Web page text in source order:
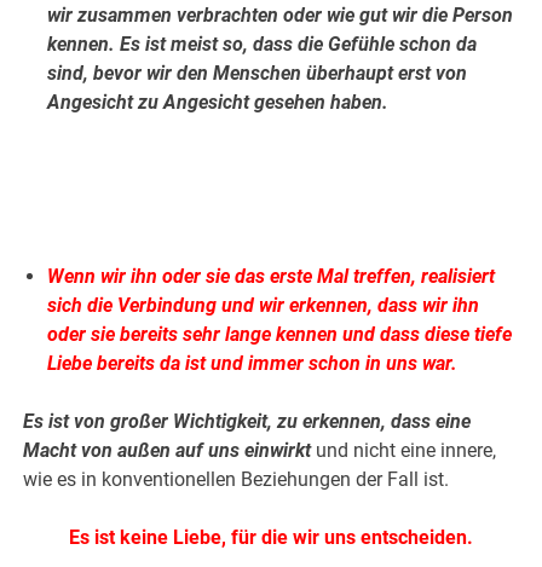
wir zusammen verbrachten oder wie gut wir die Person
kennen. Es ist meist so, dass die Gefühle schon da
sind, bevor wir den Menschen überhaupt erst von
Angesicht zu Angesicht gesehen haben.
Wenn wir ihn oder sie das erste Mal treffen, realisiert
sich die Verbindung und wir erkennen, dass wir ihn
oder sie bereits sehr lange kennen und dass diese tiefe
Liebe bereits da ist und immer schon in uns war.
Es ist von großer Wichtigkeit, zu erkennen, dass eine
Macht von außen auf uns einwirkt und nicht eine innere,
wie es in konventionellen Beziehungen der Fall ist.
Es ist keine Liebe, für die wir uns entscheiden.